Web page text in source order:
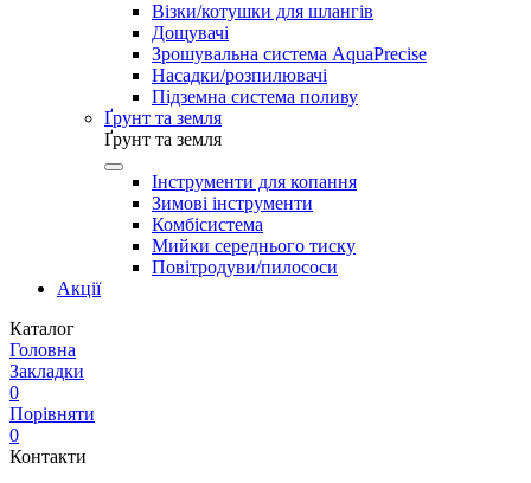
Візки/котушки для шлангів
Дощувачі
Зрошувальна система AquaPrecise
Насадки/розпилювачі
Підземна система поливу
Ґрунт та земля
Ґрунт та земля
Інструменти для копання
Зимові інструменти
Комбісистема
Мийки середнього тиску
Повітродуви/пилососи
Акції
Каталог
Головна
Закладки
0
Порівняти
0
Контакти